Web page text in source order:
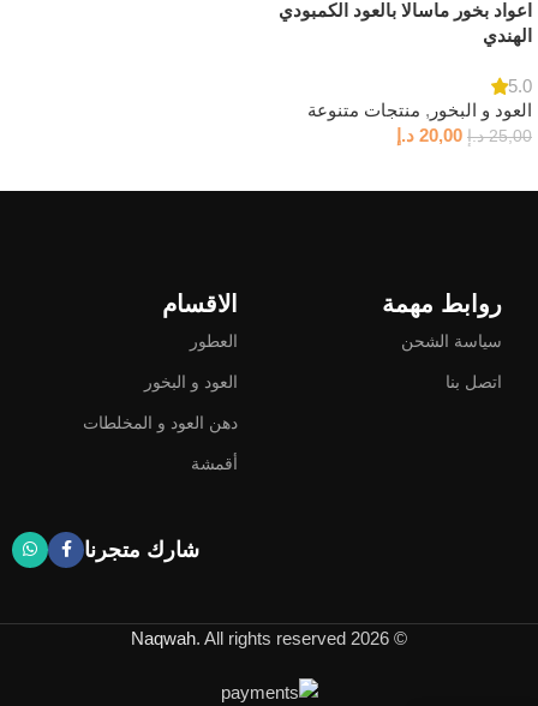
اعواد بخور ماسالا بالعود الكمبودي
الهندي
5.0
العود و البخور , منتجات متنوعة
25,00 د.إ 20,00 د.إ
روابط مهمة
سياسة الشحن
اتصل بنا
الاقسام
العطور
العود و البخور
دهن العود و المخلطات
أقمشة
شارك متجرنا
© 2026
Naqwah. All rights reserved